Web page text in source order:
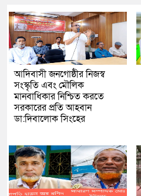
আদিবাসী জনগোষ্ঠীর নিজস্ব
সংস্কৃতি এবং মৌলিক
মানবাধিকার নিশ্চিত করতে
সরকারের প্রতি আহবান
ডা:দিবালোক সিংহের